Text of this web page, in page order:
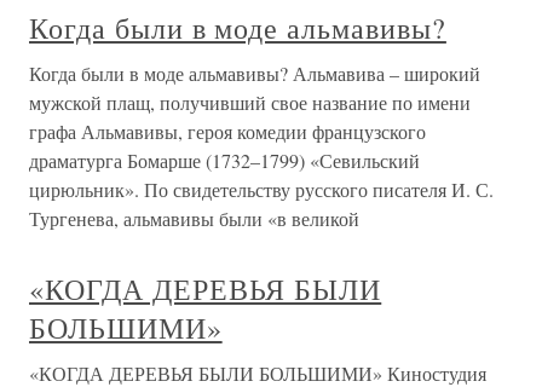
Когда были в моде альмавивы?
Когда были в моде альмавивы? Альмавива – широкий
мужской плащ, получивший свое название по имени
графа Альмавивы, героя комедии французского
драматурга Бомарше (1732–1799) «Севильский
цирюльник». По свидетельству русского писателя И. С.
Тургенева, альмавивы были «в великой
«КОГДА ДЕРЕВЬЯ БЫЛИ
БОЛЬШИМИ»
«КОГДА ДЕРЕВЬЯ БЫЛИ БОЛЬШИМИ» Киностудия